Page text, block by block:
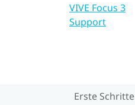
VIVE Focus 3
Support
Erste Schritte